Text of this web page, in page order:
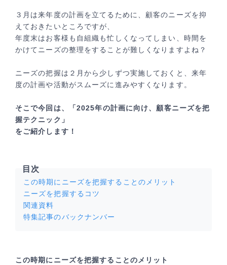
３月は来年度の計画を立てるために、顧客のニーズを抑
えておきたいところですが、
年度末はお客様も自組織も忙しくなってしまい、時間を
かけてニーズの整理をすることが難しくなりますよね？
ニーズの把握は２月から少しずつ実施しておくと、来年
度の計画や活動がスムーズに進みやすくなります。
そこで今回は、「2025年の計画に向け、顧客ニーズを把
握テクニック」
をご紹介します！
目次
この時期にニーズを把握することのメリット
ニーズを把握するコツ
関連資料
特集記事のバックナンバー
この時期にニーズを把握することのメリット